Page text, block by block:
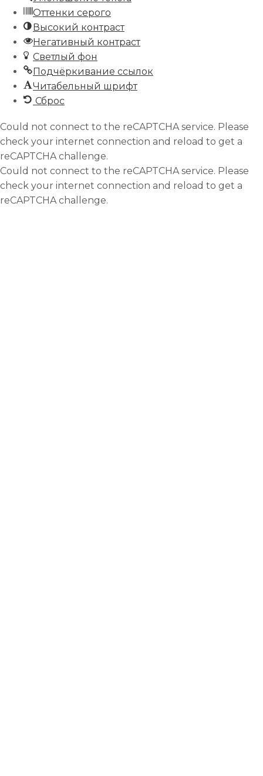
Оттенки серого
Высокий контраст
Негативный контраст
Светлый фон
Подчёркивание ссылок
Читабельный шрифт
Сброс
Could not connect to the reCAPTCHA service. Please
check your internet connection and reload to get a
reCAPTCHA challenge.
Could not connect to the reCAPTCHA service. Please
check your internet connection and reload to get a
reCAPTCHA challenge.